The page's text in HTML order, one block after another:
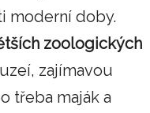
moderní doby.
zoologických
zajímavou
třeba maják a